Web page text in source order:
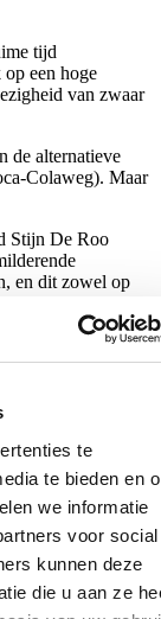
te
te bieden en
we informatie
voor social
kunnen deze
die u aan ze
tijd
een hoge
van zwaar
de alternatieve
Colaweg). Maar
Stijn De Roo
en dit zowel op
de
naar een stand
najaar van
de
worden
daarvoor
minister van
Ridder hierover